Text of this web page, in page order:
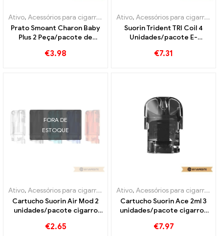
Ativo, Acessórios para cigarros eletrônicos ,Evaporador
Prato Smoant Charon Baby
Plus 2 Peça/pacote de
atacado丨Personalizado
€3.98
Ativo, Acessórios para cigarros eletrônicos
Suorin Trident TRI Coil 4
Unidades/pacote E-
Personalizado
€7.31
FORA DE
ESTOQUE
Ativo, Acessórios para cigarros eletrônicos ,Modo,Evaporador
Cartucho Suorin Air Mod 2
unidades/pacote cigarro
Personalizado
€2.65
Ativo, Acessórios para cigarros eletrônicos
Cartucho Suorin Ace 2ml 3
unidades/pacote cigarros
Personalizado
€7.97